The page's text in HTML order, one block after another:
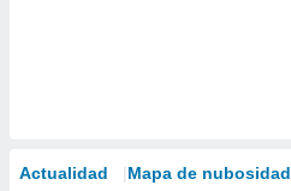
Actualidad Mapa de nubosidad